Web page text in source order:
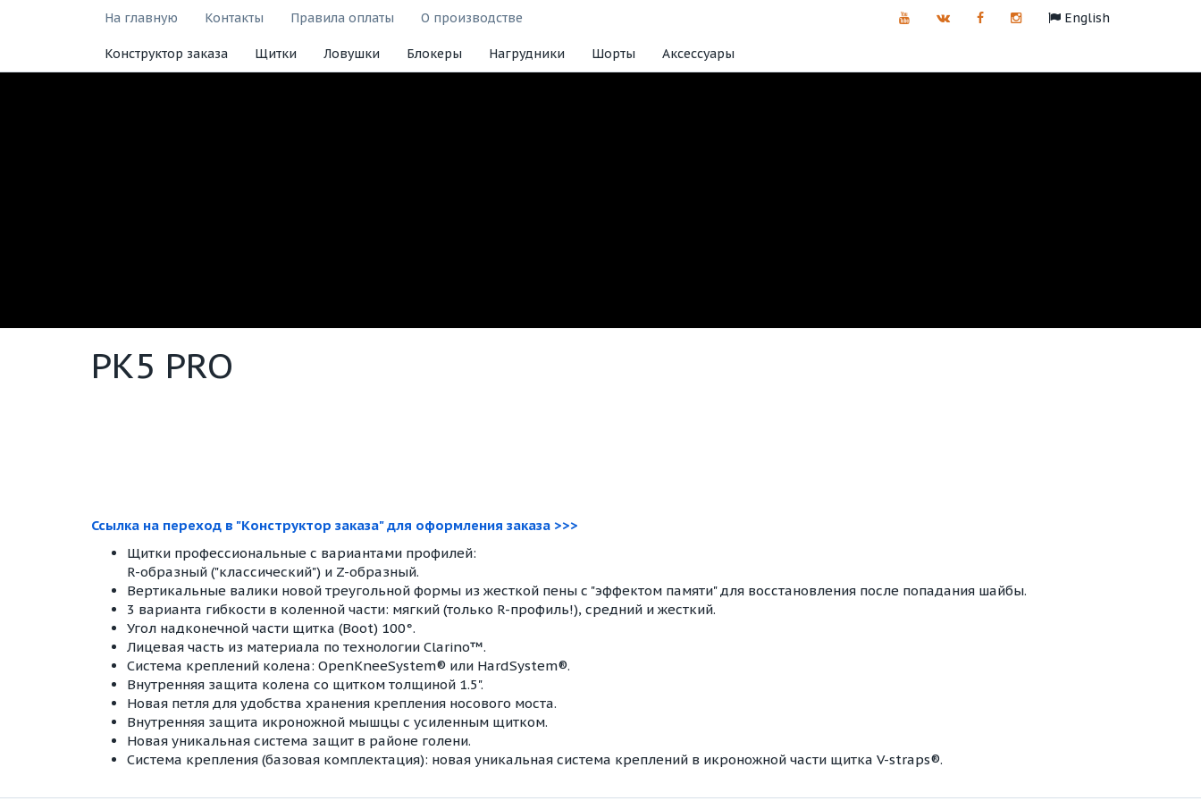
На главную Контакты Правила оплаты О производстве English
Конструктор заказа Щитки Ловушки Блокеры Нагрудники Шорты Аксессуары
PK5 PRO
Ссылка на переход в "Конструктор заказа" для оформления заказа >>>
Щитки профессиональные с вариантами профилей:
R-образный ("классический") и Z-образный.
Вертикальные валики новой треугольной формы из жесткой пены с "эффектом памяти" для восстановления после попадания шайбы.
3 варианта гибкости в коленной части: мягкий (только R-профиль!), средний и жесткий.
Угол надконечной части щитка (Boot) 100°.
Лицевая часть из материала по технологии Clarino™.
Система креплений колена: OpenKneeSystem® или HardSystem®.
Внутренняя защита колена со щитком толщиной 1.5".
Новая петля для удобства хранения крепления носового моста.
Внутренняя защита икроножной мышцы с усиленным щитком.
Новая уникальная система защит в районе голени.
Система крепления (базовая комплектация): новая уникальная система креплений в икроножной части щитка V-straps®.